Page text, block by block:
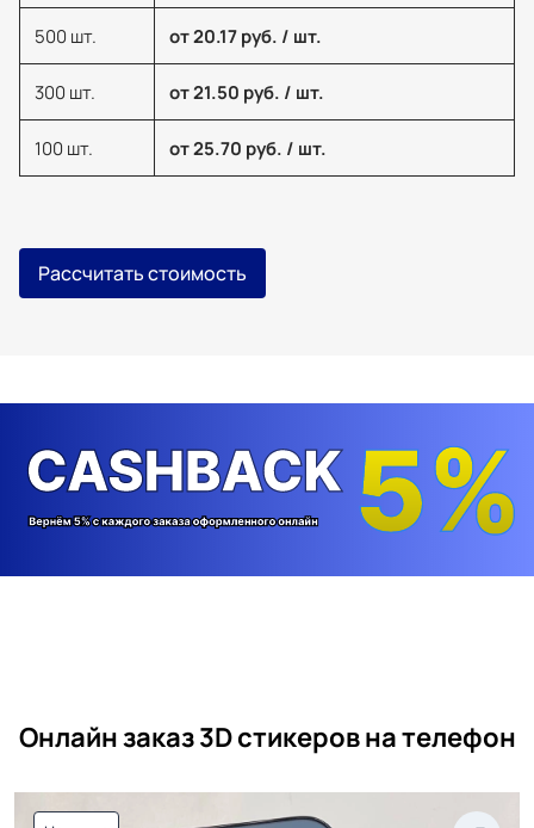
500 шт. от 20.17 руб. / шт.
300 шт. от 21.50 руб. / шт.
100 шт. от 25.70 руб. / шт.
Рассчитать стоимость
Онлайн заказ 3D стикеров на телефон